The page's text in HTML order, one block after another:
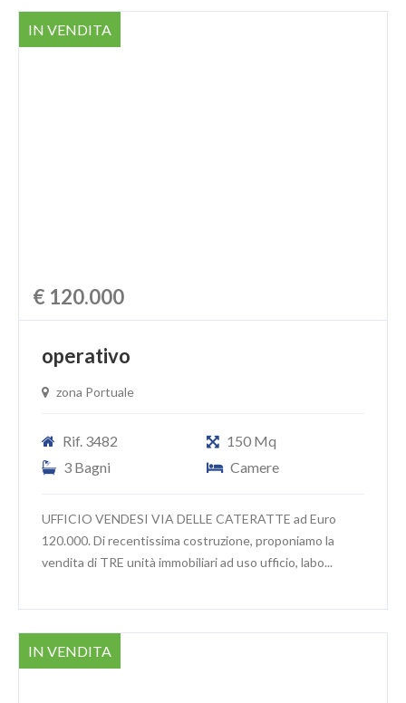
IN VENDITA
€ 120.000
operativo
zona Portuale
Rif. 3482
150 Mq
3 Bagni
Camere
UFFICIO VENDESI VIA DELLE CATERATTE ad Euro
120.000. Di recentissima costruzione, proponiamo la
vendita di TRE unità immobiliari ad uso ufficio, labo...
IN VENDITA